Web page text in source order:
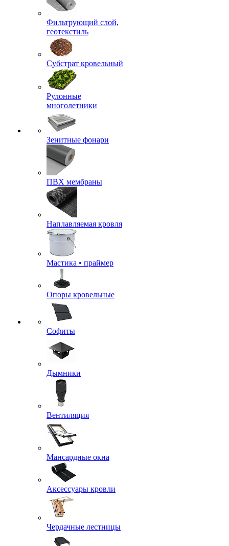
Фильтрующий слой,
геотекстиль
Субстрат кровельный
Рулонные
многолетники
Зенитные фонари
ПВХ мембраны
Наплавляемая кровля
Мастика • праймер
Опоры кровельные
Софиты
Дымники
Вентиляция
Мансардные окна
Аксессуары кровли
Чердачные лестницы